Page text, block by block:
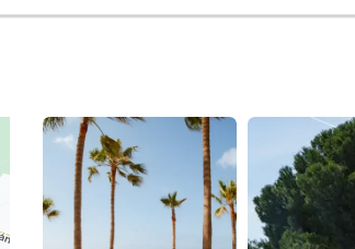
ראה 62 תמונות